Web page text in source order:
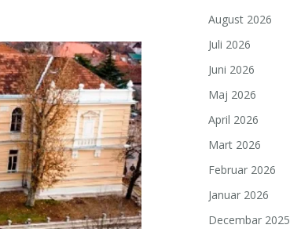
August 2026
Juli 2026
Juni 2026
Maj 2026
April 2026
Mart 2026
Februar 2026
Januar 2026
Decembar 2025